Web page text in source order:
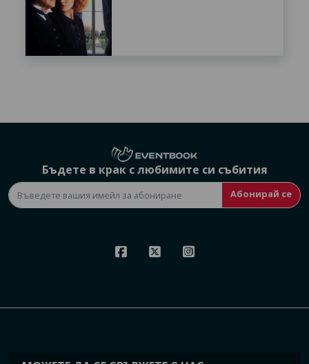
Бъдете в крак с любимите си събития
Абонирай се